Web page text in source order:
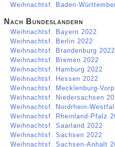
Weihnachtsf. Baden-
Nach Bundesländern
Weihnachtsf. Bayern 2022
Weihnachtsf. Berlin 2022
Weihnachtsf. Brandenburg 2022
Weihnachtsf. Bremen 2022
Weihnachtsf. Hamburg 2022
Weihnachtsf. Hessen 2022
Weihnachtsf. Mecklenburg-
Weihnachtsf. Niedersachsen
Weihnachtsf. Nordrhein-
Weihnachtsf. Rheinland-Pfalz
Weihnachtsf. Saarland 2022
Weihnachtsf. Sachsen 2022
Weihnachtsf. Sachsen-Anhalt